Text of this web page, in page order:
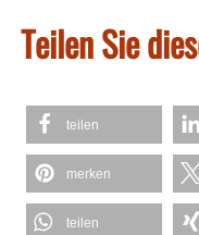
Teilen Sie
teilen
merken
teilen